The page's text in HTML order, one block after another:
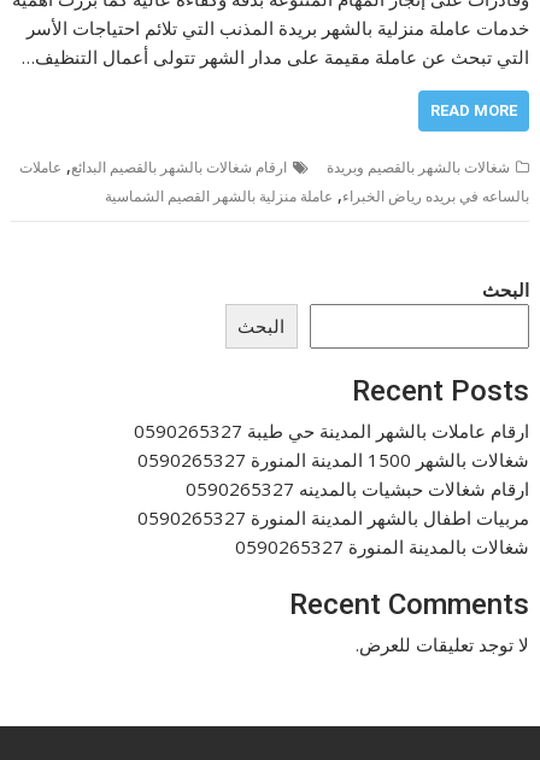
خدمات عاملة منزلية بالشهر بريدة المذنب التي تلائم احتياجات الأسر
التي تبحث عن عاملة مقيمة على مدار الشهر تتولى أعمال التنظيف…
READ MORE
شغالات بالشهر بالقصيم وبريدة ارقام شغالات بالشهر بالقصيم البدائع, عاملات
بالساعه في بريده رياض الخبراء, عاملة منزلية بالشهر القصيم الشماسية
البحث
البحث
Recent Posts
ارقام عاملات بالشهر المدينة حي طيبة 0590265327
شغالات بالشهر 1500 المدينة المنورة 0590265327
ارقام شغالات حبشيات بالمدينه 0590265327
مربيات اطفال بالشهر المدينة المنورة 0590265327
شغالات بالمدينة المنورة 0590265327
Recent Comments
لا توجد تعليقات للعرض.